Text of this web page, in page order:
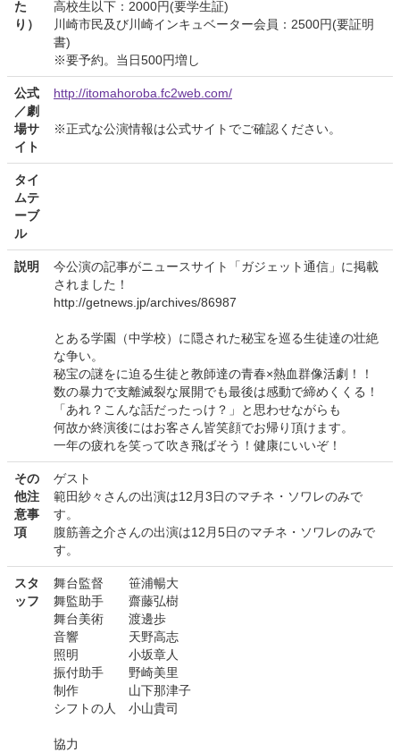
た
り）
高校生以下：2000円(要学生証)
川崎市民及び川崎インキュベーター会員：2500円(要証明
書)
※要予約。当日500円増し
公式
／劇
場サ
イト
http://itomahoroba.fc2web.com/
※正式な公演情報は公式サイトでご確認ください。
タイ
ムテ
ーブ
ル
説明
今公演の記事がニュースサイト「ガジェット通信」に掲載
されました！
http://getnews.jp/archives/86987
とある学園（中学校）に隠された秘宝を巡る生徒達の壮絶
な争い。
秘宝の謎をに迫る生徒と教師達の青春×熱血群像活劇！！
数の暴力で支離滅裂な展開でも最後は感動で締めくくる！
「あれ？こんな話だったっけ？」と思わせながらも
何故か終演後にはお客さん皆笑顔でお帰り頂けます。
一年の疲れを笑って吹き飛ばそう！健康にいいぞ！
その
他注
意事
項
ゲスト
範田紗々さんの出演は12月3日のマチネ・ソワレのみで
す。
腹筋善之介さんの出演は12月5日のマチネ・ソワレのみで
す。
スタ
ッフ
舞台監督 笹浦暢大
舞監助手 齋藤弘樹
舞台美術 渡邊歩
音響 天野高志
照明 小坂章人
振付助手 野崎美里
制作 山下那津子
シフトの人 小山貴司
協力